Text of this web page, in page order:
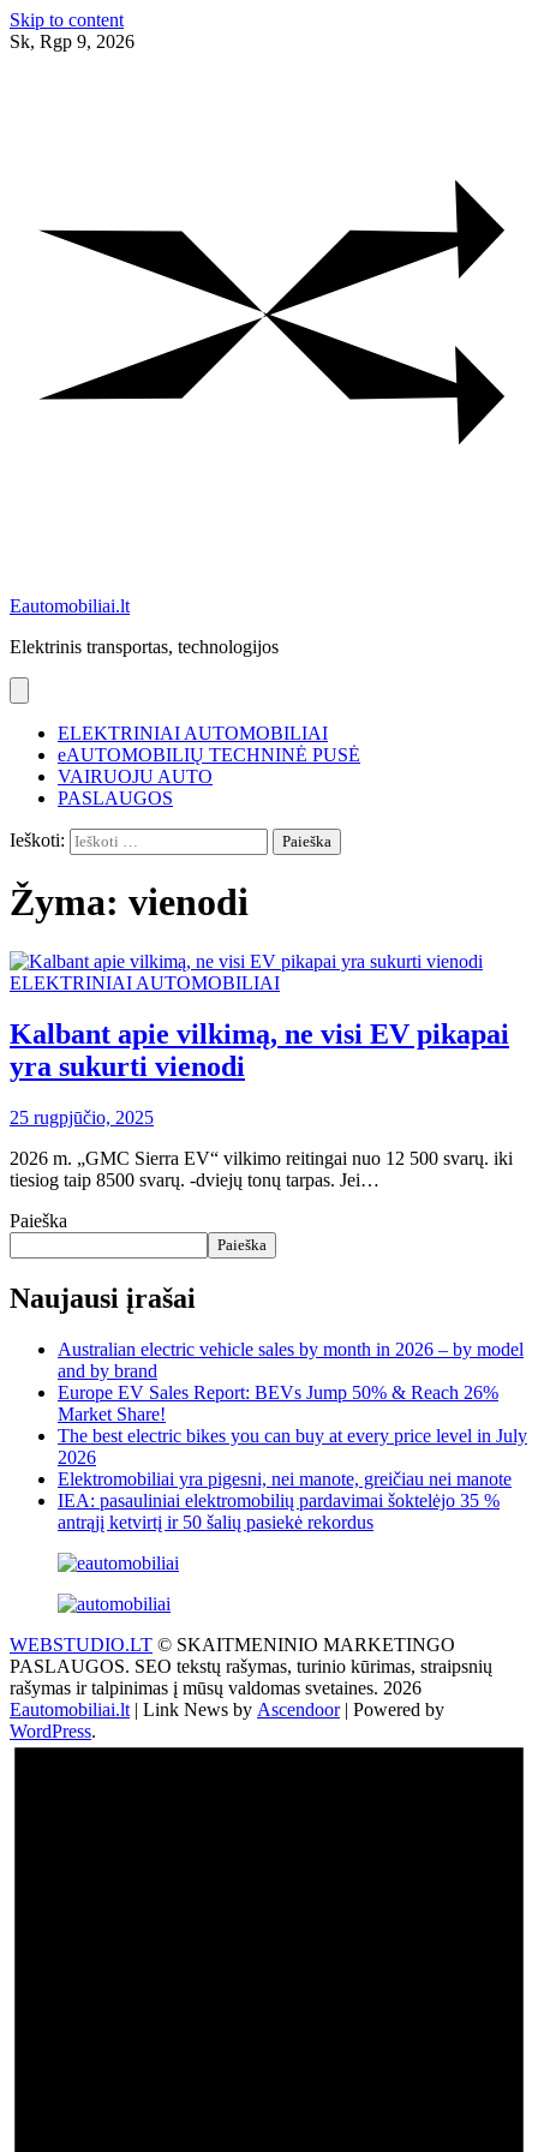
Skip to content
Sk, Rgp 9, 2026
Eautomobiliai.lt
Elektrinis transportas, technologijos
ELEKTRINIAI AUTOMOBILIAI
eAUTOMOBILIŲ TECHNINĖ PUSĖ
VAIRUOJU AUTO
PASLAUGOS
Ieškoti:
Žyma: vienodi
ELEKTRINIAI AUTOMOBILIAI
Kalbant apie vilkimą, ne visi EV pikapai
yra sukurti vienodi
25 rugpjūčio, 2025
2026 m. „GMC Sierra EV“ vilkimo reitingai nuo 12 500 svarų. iki
tiesiog taip 8500 svarų. -dviejų tonų tarpas. Jei…
Paieška
Paieška
Naujausi įrašai
Australian electric vehicle sales by month in 2026 – by model
and by brand
Europe EV Sales Report: BEVs Jump 50% & Reach 26%
Market Share!
The best electric bikes you can buy at every price level in July
2026
Elektromobiliai yra pigesni, nei manote, greičiau nei manote
IEA: pasauliniai elektromobilių pardavimai šoktelėjo 35 %
antrąjį ketvirtį ir 50 šalių pasiekė rekordus
WEBSTUDIO.LT © SKAITMENINIO MARKETINGO
PASLAUGOS. SEO tekstų rašymas, turinio kūrimas, straipsnių
rašymas ir talpinimas į mūsų valdomas svetaines. 2026
Eautomobiliai.lt | Link News by Ascendoor| Powered by
WordPress.